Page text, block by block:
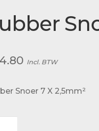
Incl. BTW
Snoer 7 X 2,5mm²